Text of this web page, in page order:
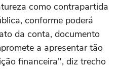
como contrapartida
conforme poderá
da conta, documento
a apresentar tão
financeira", diz trecho